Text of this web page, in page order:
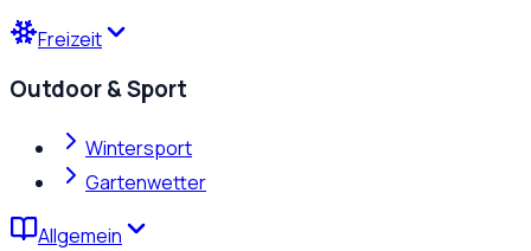
Freizeit
Outdoor & Sport
Wintersport
Gartenwetter
Allgemein